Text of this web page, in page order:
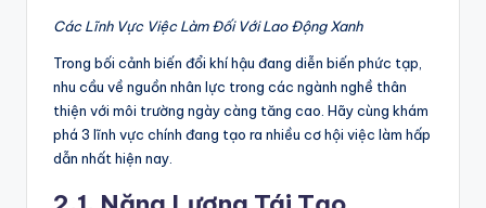
Các Lĩnh Vực Việc Làm Đối Với Lao Động Xanh
Trong bối cảnh biến đổi khí hậu đang diễn biến phức tạp,
nhu cầu về nguồn nhân lực trong các ngành nghề thân
thiện với môi trường ngày càng tăng cao. Hãy cùng khám
phá 3 lĩnh vực chính đang tạo ra nhiều cơ hội việc làm hấp
dẫn nhất hiện nay.